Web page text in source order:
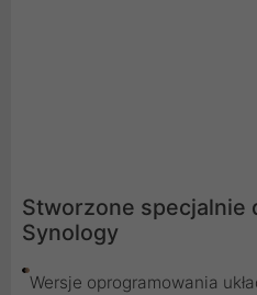
Stworzone specjalnie
Synology
Wersje oprogramowania